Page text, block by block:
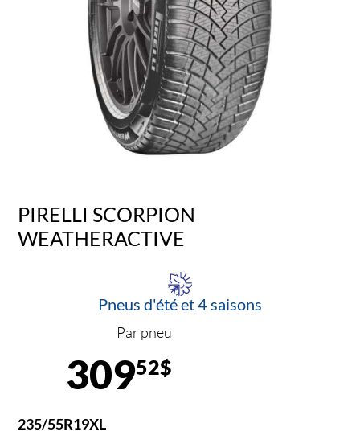
PIRELLI SCORPION
WEATHERACTIVE
Pneus d'été et 4 saisons
Par pneu
30952$
235/55R19XL